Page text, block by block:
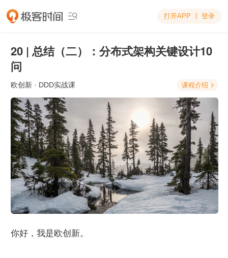
 打开APP 登录
20 | 总结（二）：分布式架构关键设计10
问
欧创新 · DDD实战课 课程介绍 
你好，我是欧创新。